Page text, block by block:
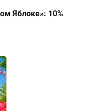
Яблоке»: 10%